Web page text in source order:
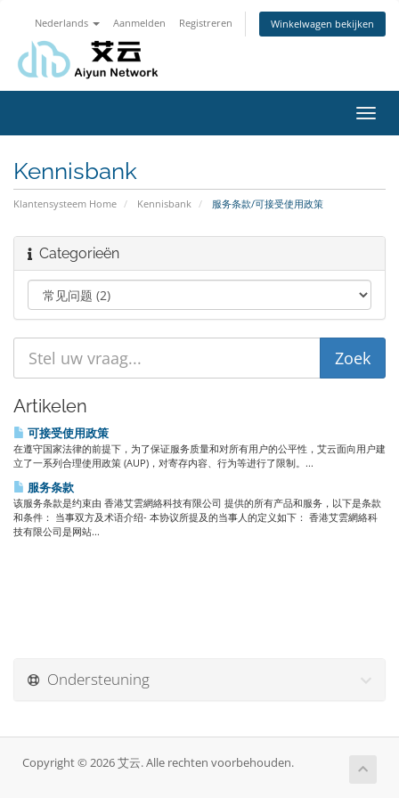
Nederlands Aanmelden Registreren Winkelwagen bekijken
in-/
Kennisbank
Klantensysteem Home Kennisbank 服务条款/可接受使用政策
Categorieën
Artikelen
可接受使用政策
在遵守国家法律的前提下，为了保证服务质量和对所有用户的公平性，艾云面向用户建
立了一系列合理使用政策 (AUP)，对寄存内容、行为等进行了限制。...
服务条款
该服务条款是约束由 香港艾雲網絡科技有限公司 提供的所有产品和服务，以下是条款
和条件： 当事双方及术语介绍- 本协议所提及的当事人的定义如下： 香港艾雲網絡科
技有限公司是网站...
Ondersteuning
Copyright © 2026 艾云. Alle rechten voorbehouden.